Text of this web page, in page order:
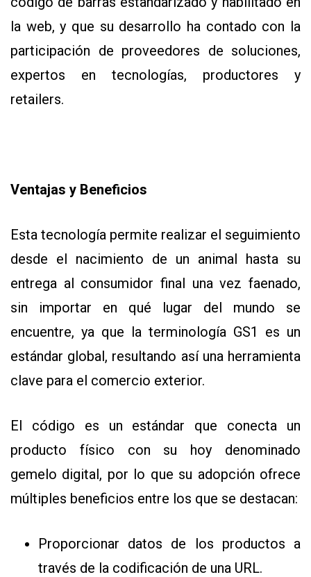
la web, y que su desarrollo ha contado con la
participación de proveedores de soluciones,
expertos en tecnologías, productores y
retailers.
Ventajas y Beneficios
Esta tecnología permite realizar el seguimiento
desde el nacimiento de un animal hasta su
entrega al consumidor final una vez faenado,
sin importar en qué lugar del mundo se
encuentre, ya que la terminología GS1 es un
estándar global, resultando así una herramienta
clave para el comercio exterior.
El código es un estándar que conecta un
producto físico con su hoy denominado
gemelo digital, por lo que su adopción ofrece
múltiples beneficios entre los que se destacan:
Proporcionar datos de los productos a
través de la codificación de una URL.